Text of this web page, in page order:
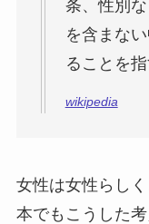
条、性別
を含まな
ることを指
wikipedia
女性は女性らし
本でもこうした